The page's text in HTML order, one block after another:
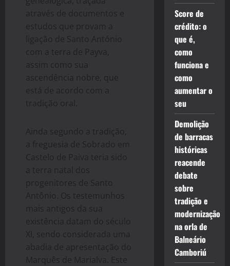
através de documentos e
estudos que provam a
ligação de Santo António
com a terra de Payva,
assim como sua
ascendência nobre, que
está de acordo com a
tradição oral.
Ainda segundo a tradição,
a freguesia de Sobrado em
Castelo de Paiva teria sido
a terra natal dos
progenitores de Santo
Antônio. Os testemunhos
mais antigos da sua
existência datam do século
XI, sendo considerada uma
abadia de apresentação do
Marquês de Marialva. Este
Score de
crédito: o
que é,
como
funciona e
como
aumentar o
seu
Demolição
de barracas
históricas
reacende
debate
sobre
tradição e
modernização
na orla de
Balneário
Camboriú